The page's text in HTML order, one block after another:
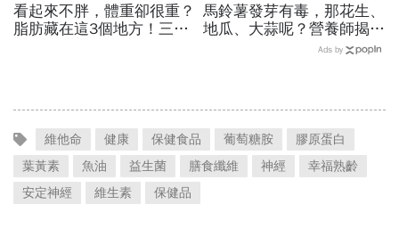
看起來不胖，體重卻很重？
脂肪藏在這3個地方！三招
馬鈴薯發芽有毒，那花生、
地瓜、大蒜呢？營養師揭
密：這1種食材發芽後更營
Ads by
維他命 健康 保健食品 葡萄糖胺
膠原蛋白
葉黃素
魚油 益生菌 膳食纖維 神經
幸福熟齡
安定神經
維生素 保健品